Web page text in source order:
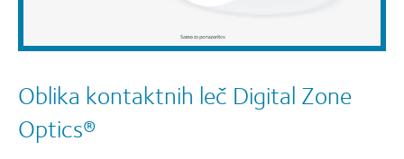
Oblika kontaktnih leč Digital Zone
Optics®